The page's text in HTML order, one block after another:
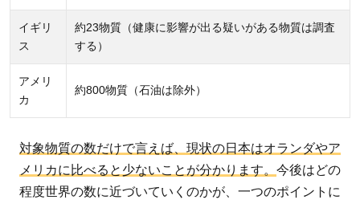
イギリ
ス
約23物質（健康に影響が出る疑いがある物質は調査
する）
アメリ
カ
約800物質（石油は除外）
対象物質の数だけで言えば、現状の日本はオランダやア
メリカに比べると少ないことが分かります。 今後はどの
程度世界の数に近づいていくのかが、一つのポイントに